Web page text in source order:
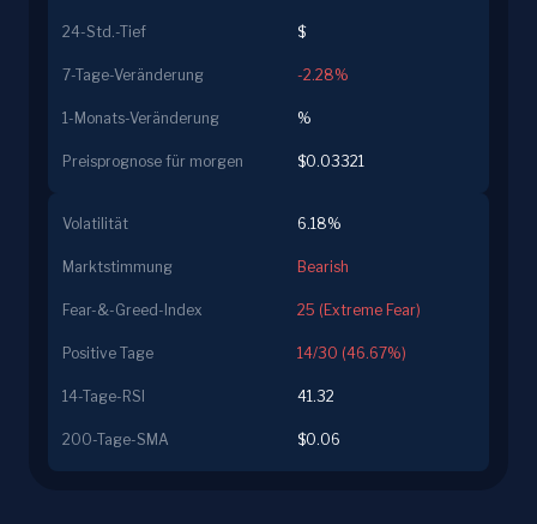
24-Std.-Tief $
7-Tage-Veränderung -2.28%
1-Monats-Veränderung %
Preisprognose für morgen $0.03321
Volatilität 6.18%
Marktstimmung Bearish
Fear-&-Greed-Index 25 (Extreme Fear)
Positive Tage 14/30 (46.67%)
14-Tage-RSI 41.32
200-Tage-SMA $0.06